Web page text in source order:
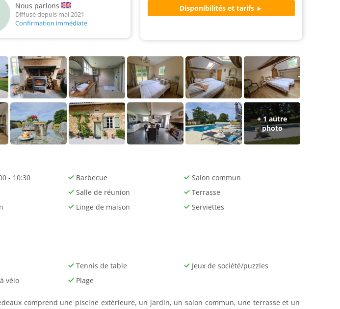
Nous parlons
Diffusé depuis mai 2021
Confirmation immédiate
+ 1 autre
photo
- 10:30 Barbecue
Salon commun
Salle de réunion
Terrasse
Linge de maison
Serviettes
Tennis de table
Jeux de société/puzzles
vélo Plage
comprend une piscine extérieure, un jardin, un salon commun, une terrasse et un